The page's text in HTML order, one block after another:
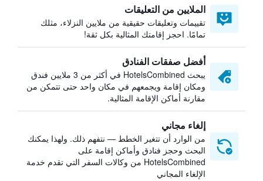
الملايين من التعليقات
تقييمات وتعليقات حقيقية من ملايين النزلاء، مثلك
تمامًا. احجز إقامتك المثالية بكل ثقة!
أفضل صفقات الفنادق
يبحث HotelsCombined في أكثر من 3 ملايين فندق
ومكان إقامة ويجمعهم في مكان واحد حتى تتمكن من
مقارنة أماكن الإقامة المثالية.
إلغاء مجاني
من الوارد أن تتغير الخطط — نتفهم ذلك. ولهذا يمكنك
البحث وحجز فنادق وأماكن إقامة على
HotelsCombined من وكالات السفر التي تقدم خدمة
الإلغاء المجاني